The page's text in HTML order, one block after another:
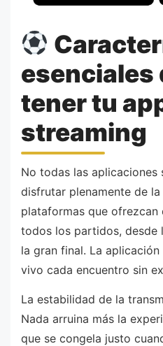
esenciales
tener tu
streaming
No todas las aplicaciones
disfrutar plenamente de
plataformas que
todos los partidos, desde
la gran final. La
vivo cada encuentro sin
La estabilidad de la
Nada arruina más la
que se congela justo